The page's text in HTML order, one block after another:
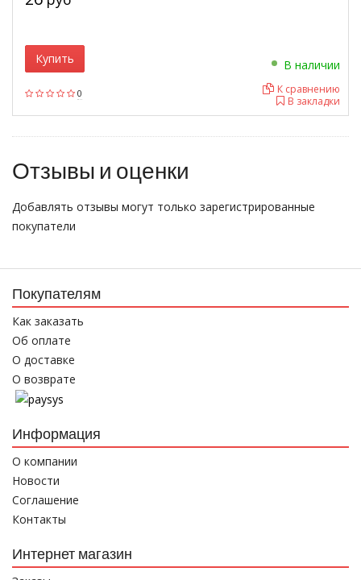
0
В наличии
В закладки
К сравнению
Купить
Отзывы и оценки
Добавлять отзывы могут только зарегистрированные
покупатели
Покупателям
Как заказать
Об оплате
О доставке
О возврате
Информация
О компании
Новости
Соглашение
Контакты
Интернет магазин